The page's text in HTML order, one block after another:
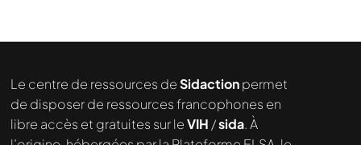
Le centre de ressources deSidactionpermet
de disposer de ressources francophones en
libre accès et gratuites sur leVIH /sida. À